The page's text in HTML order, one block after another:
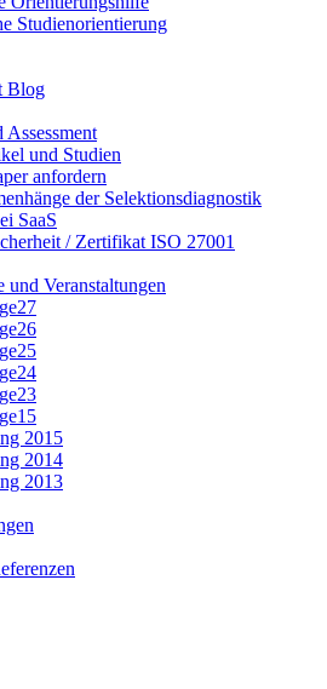
Studienorientierung
Blog
Assessment
und Studien
anfordern
der Selektionsdiagnostik
SaaS
/ Zertifikat ISO 27001
und Veranstaltungen
2015
2014
2013